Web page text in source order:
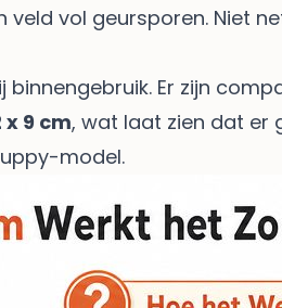
vol geursporen. Niet
Er zijn
x 9 cm, wat laat zien dat er
model.